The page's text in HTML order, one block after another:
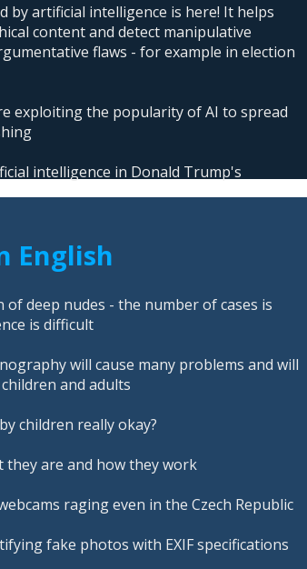
by artificial intelligence is here! It helps
content and detect manipulative
flaws - for example in election
exploiting the popularity of AI to spread
intelligence in Donald Trump's
English
of deep nudes - the number of cases is
is difficult
will cause many problems and will
and adults
children really okay?
they are and how they work
raging even in the Czech Republic
fake photos with EXIF specifications